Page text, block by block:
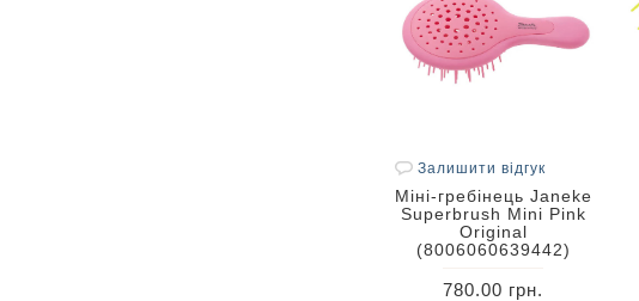
Залишити відгук
Міні-гребінець Janeke
Superbrush Mini Pink
Original
(8006060639442)
780.00 грн.